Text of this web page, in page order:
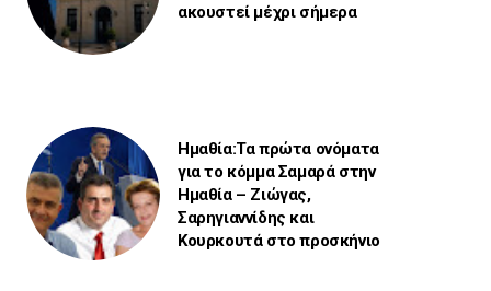
ακουστεί μέχρι σήμερα
Ημαθία:Τα πρώτα ονόματα
για το κόμμα Σαμαρά στην
Ημαθία – Ζιώγας,
Σαρηγιαννίδης και
Κουρκουτά στο προσκήνιο